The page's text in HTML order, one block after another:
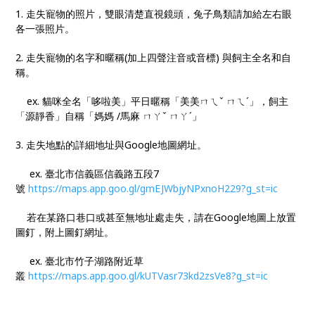
1. 走失寵物的照片，雙眼清楚直視鏡頭，兔子鳥類請加給左右眼
各一張照片。
2. 走失寵物的名字和暱稱(加上四聲注音或音標) 與飼主全名和自
稱。
ex. 貓咪全名「哆啦美」平日暱稱「美美ㄇㄟˇ ㄇㄟˊ」，飼主
「源靜香」自稱「媽媽 /馬麻 ㄇㄚˇ ㄇㄚˊ」
3. 走失地點的詳細地址與Google地圖網址。
ex. 臺北市信義區信義路五段7
號https://maps.app.goo.gl/gmEJWbjyNPxnoH229?g_st=ic
若在某路口巷口或甚至無地址處走失，請在Google地圖上放置
圖釘，附上圖釘網址。
ex. 臺北市竹子湖路附近草
叢https://maps.app.goo.gl/kUTVasr73kd2zsVe8?g_st=ic